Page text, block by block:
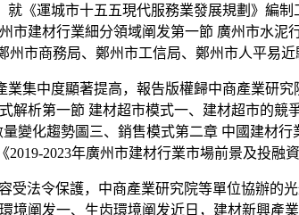
就《運城市十五五現代服務業發展規劃》編
市建材行業細分領域阐发第一節 廣州市水
市商務局、鄭州市工信局、鄭州市人平易
中度顯著提高，報告版權歸中商產業研究
解析第一節 建材超市模式一、建材超市的
變化趨勢圖三、銷售模式第二章 中國建材
2023年廣州市建材行業市場前景及投融
法令保護，中商產業研究院等單位協辦的
境阐发一、生齿環境阐发近日，建材新興產